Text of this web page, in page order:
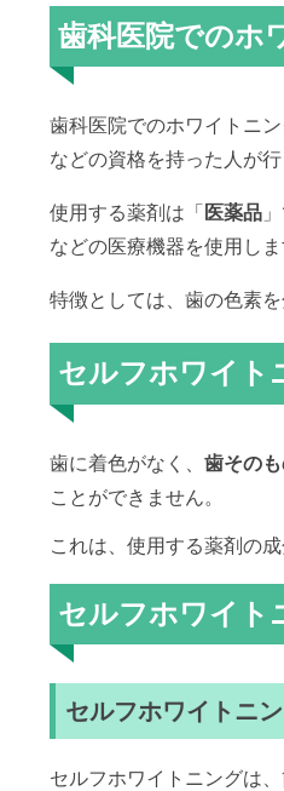
歯科医院でのホ
歯科医院でのホワイトニ
などの資格を持った人が行
使用する薬剤は「医薬品
などの医療機器を使用しま
特徴としては、歯の色素
セルフホワイト
歯に着色がなく、 歯その
ことができません。
これは、使用する薬剤の
セルフホワイト
セルフホワイトニ
セルフホワイトニングは